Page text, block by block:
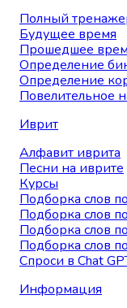
Полный
Будущее время
Прошедшее
Определение
Определение
Повелительное
Иврит
Алфавит иврита
Песни на иврите
Курсы
Подборка слов
Подборка слов
Подборка слов
Подборка слов
Спроси в Chat
Информация